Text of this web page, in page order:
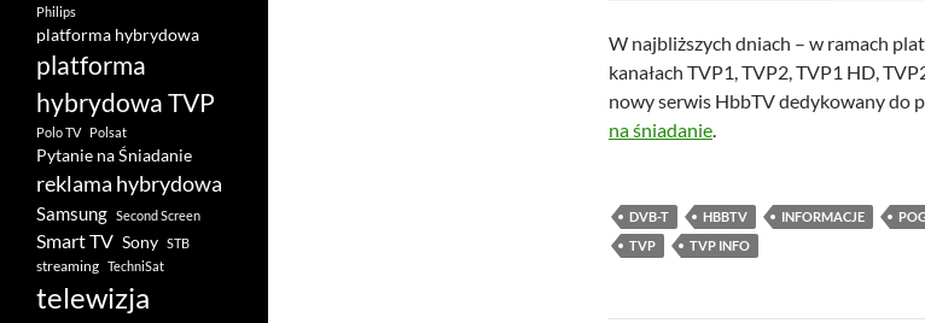
W najbliższych dniach – w ramach
kanałach TVP1, TVP2, TVP1 HD,
nowy serwis HbbTV dedykowany do
na śniadanie
DVB-T HBBTV INFORMACJE
TVP
TVP INFO
Philips
platforma hybrydowa
platforma
hybrydowa TVP
Polo TV Polsat
Pytanie na Śniadanie
reklama hybrydowa
Samsung Second Screen
Smart TV Sony STB
streaming TechniSat
telewizja